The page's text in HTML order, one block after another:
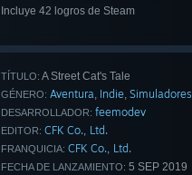
Incluye 42 logros de Steam
Ver
TÍTULO: A Street Cat's Tale
GÉNERO: Aventura, Indie, Simuladores
DESARROLLADOR: feemodev
EDITOR: CFK Co., Ltd.
FRANQUICIA: CFK Co., Ltd.
FECHA DE LANZAMIENTO: 5 SEP 2019